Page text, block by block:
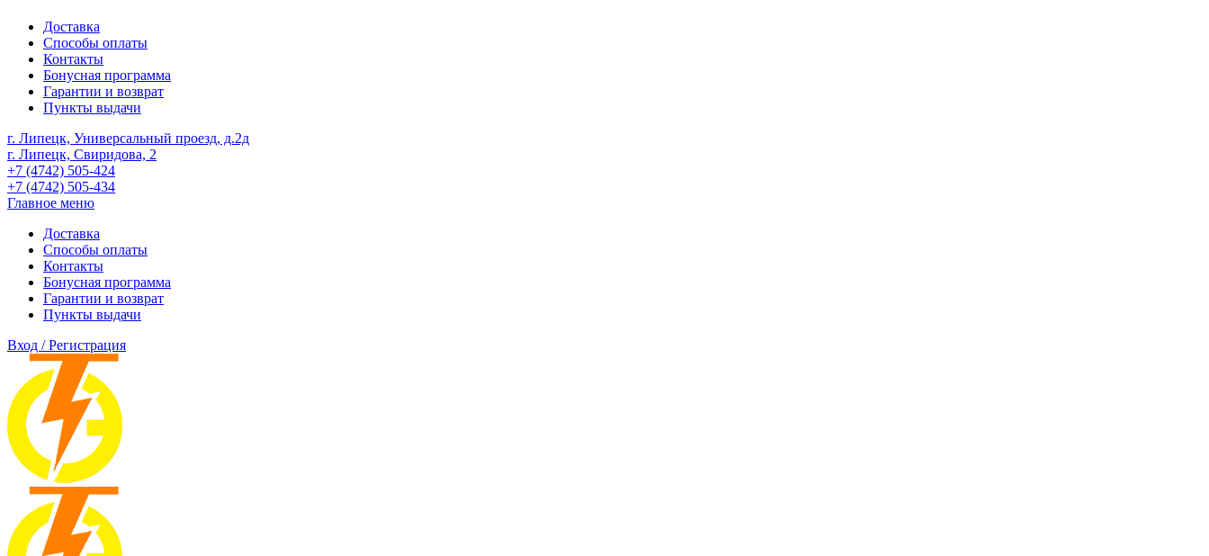
Доставка
Способы оплаты
Контакты
Бонусная программа
Гарантии и возврат
Пункты выдачи
г. Липецк, Универсальный проезд, д.2д
г. Липецк, Свиридова, 2
+7 (4742) 505-424
+7 (4742) 505-434
Главное меню
Доставка
Способы оплаты
Контакты
Бонусная программа
Гарантии и возврат
Пункты выдачи
Вход / Регистрация